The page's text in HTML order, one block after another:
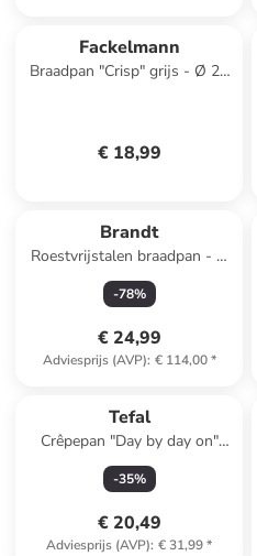
Fackelmann
Braadpan "Crisp" grijs - Ø 24
€ 18,99
Brandt
Roestvrijstalen braadpan - Ø
28 cm
-78%
€ 24,99
Adviesprijs (AVP): € 114,00*
Tefal
Crêpepan "Day by day on"
zwart - Ø 25 cm
-35%
€ 20,49
Adviesprijs (AVP): € 31,99*